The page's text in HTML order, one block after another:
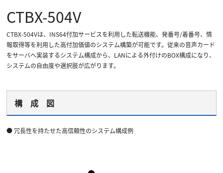
CTBX-504V
CTBX-504Vは、INS64付加サービスを利用した転送機能、発番号/着番号、情
報取得等を利用した高付加価値のシステム構築が可能です。従来の音声カード
をサーバへ実装するシステム構成から、LANによる外付けのBOX構成になり、
システムの自由度や選択肢が広がります。
構 成 図
● 冗長性を持たせた高信頼性のシステム構成例